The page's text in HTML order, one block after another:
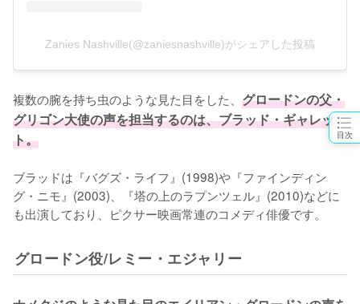
目次
Zanies Nashville(@zaniesnashville)がシェアした投稿
複数の腕を持ち虫のような見た目をした、 グロードンの父・
グリゴン大使の声を担当するのは、ブラッド・ギャレッ
ト。
ブラッドは『バグズ・ライフ』(1998)や『ファインディン
グ・ニモ』(2003)、『塔の上のラプンツェル』(2010)などに
も出演しており、ピクサー映画常連のコメディ俳優です。
グロードン役/レミー・エジャリー